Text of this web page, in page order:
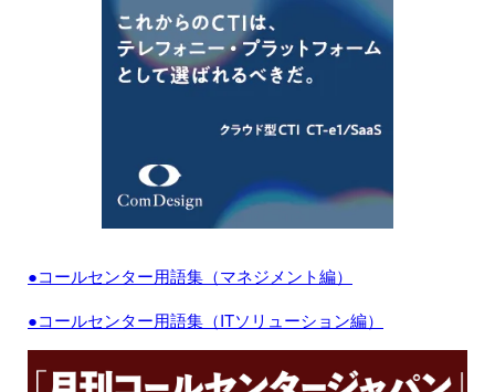
●コールセンター用語集（マネジメント編）
●コールセンター用語集（ITソリューション編）